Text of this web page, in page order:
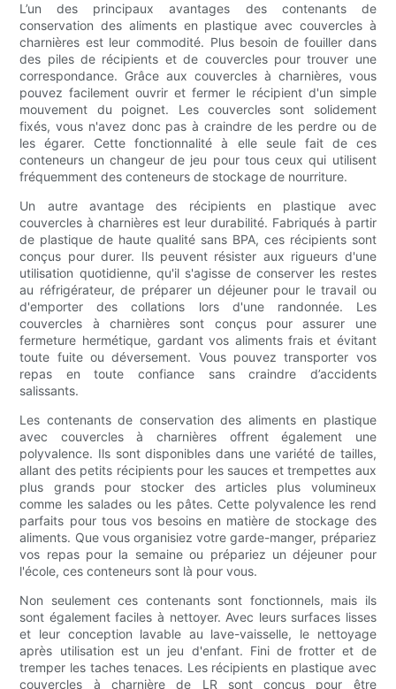
L’un des principaux avantages des contenants de
conservation des aliments en plastique avec couvercles à
charnières est leur commodité. Plus besoin de fouiller dans
des piles de récipients et de couvercles pour trouver une
correspondance. Grâce aux couvercles à charnières, vous
pouvez facilement ouvrir et fermer le récipient d'un simple
mouvement du poignet. Les couvercles sont solidement
fixés, vous n'avez donc pas à craindre de les perdre ou de
les égarer. Cette fonctionnalité à elle seule fait de ces
conteneurs un changeur de jeu pour tous ceux qui utilisent
fréquemment des conteneurs de stockage de nourriture.
Un autre avantage des récipients en plastique avec
couvercles à charnières est leur durabilité. Fabriqués à partir
de plastique de haute qualité sans BPA, ces récipients sont
conçus pour durer. Ils peuvent résister aux rigueurs d'une
utilisation quotidienne, qu'il s'agisse de conserver les restes
au réfrigérateur, de préparer un déjeuner pour le travail ou
d'emporter des collations lors d'une randonnée. Les
couvercles à charnières sont conçus pour assurer une
fermeture hermétique, gardant vos aliments frais et évitant
toute fuite ou déversement. Vous pouvez transporter vos
repas en toute confiance sans craindre d’accidents
salissants.
Les contenants de conservation des aliments en plastique
avec couvercles à charnières offrent également une
polyvalence. Ils sont disponibles dans une variété de tailles,
allant des petits récipients pour les sauces et trempettes aux
plus grands pour stocker des articles plus volumineux
comme les salades ou les pâtes. Cette polyvalence les rend
parfaits pour tous vos besoins en matière de stockage des
aliments. Que vous organisiez votre garde-manger, prépariez
vos repas pour la semaine ou prépariez un déjeuner pour
l'école, ces conteneurs sont là pour vous.
Non seulement ces contenants sont fonctionnels, mais ils
sont également faciles à nettoyer. Avec leurs surfaces lisses
et leur conception lavable au lave-vaisselle, le nettoyage
après utilisation est un jeu d'enfant. Fini de frotter et de
tremper les taches tenaces. Les récipients en plastique avec
couvercles à charnière de LR sont conçus pour être